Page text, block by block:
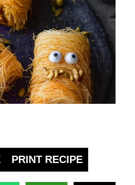
PRINT RECIPE